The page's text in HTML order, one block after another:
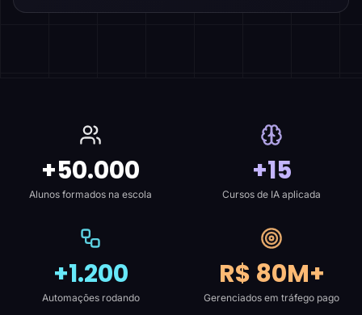
+50.000
Alunos formados na escola
+15
Cursos de IA aplicada
+1.200
Automações rodando
R$ 80M+
Gerenciados em tráfego pago